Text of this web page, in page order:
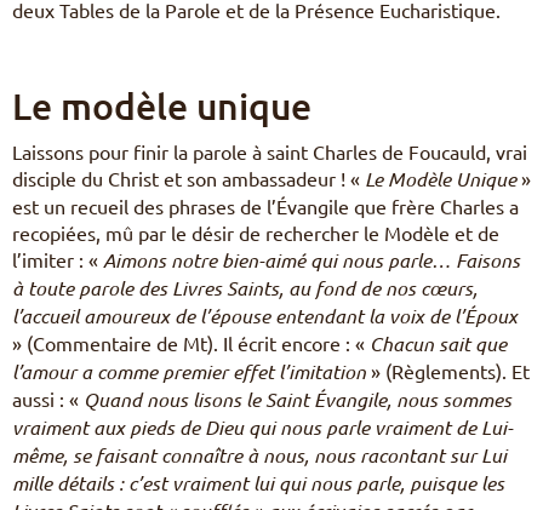
deux Tables de la Parole et de la Présence Eucharistique.
Le modèle unique
Laissons pour finir la parole à saint Charles de Foucauld, vrai
disciple du Christ et son ambassadeur ! « Le Modèle Unique»
est un recueil des phrases de l’Évangile que frère Charles a
recopiées, mû par le désir de rechercher le Modèle et de
l’imiter : « Aimons notre bien-aimé qui nous parle… Faisons
à toute parole des Livres Saints, au fond de nos cœurs,
l’accueil amoureux de l’épouse entendant la voix de l’Époux
» (Commentaire de Mt). Il écrit encore : « Chacun sait que
l’amour a comme premier effet l’imitation » (Règlements). Et
aussi : « Quand nous lisons le Saint Évangile, nous sommes
vraiment aux pieds de Dieu qui nous parle vraiment de Lui-
même, se faisant connaître à nous, nous racontant sur Lui
mille détails : c’est vraiment lui qui nous parle, puisque les